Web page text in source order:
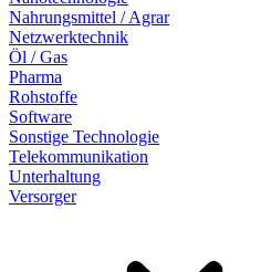
Nahrungsmittel / Agrar
Netzwerktechnik
Öl / Gas
Pharma
Rohstoffe
Software
Sonstige Technologie
Telekommunikation
Unterhaltung
Versorger